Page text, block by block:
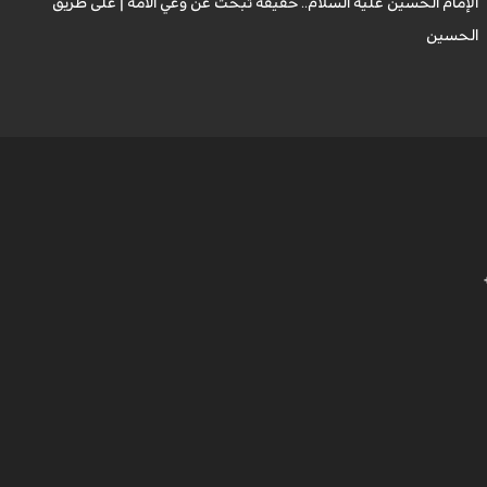
الإمام الحسين عليه السلام.. حقيقةٌ تبحث عن وعي الأمة | على طريق
الحسين